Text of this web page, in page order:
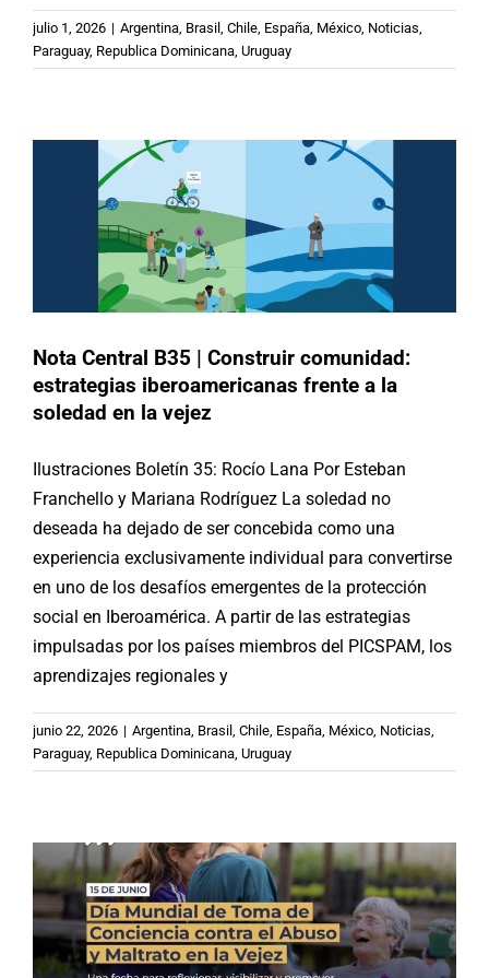
julio 1, 2026 | Argentina, Brasil , Chile, España, México, Noticias,
Paraguay, Republica Dominicana, Uruguay
Nota Central B35 | Construir
comunidad: estrategias
iberoamericanas frente a la soledad
Paraguay Republica Dominicana Uruguay
Nota Central B35 | Construir comunidad:
estrategias iberoamericanas frente a la
soledad en la vejez
Ilustraciones Boletín 35: Rocío Lana Por Esteban
Franchello y Mariana Rodríguez La soledad no
deseada ha dejado de ser concebida como una
experiencia exclusivamente individual para convertirse
en uno de los desafíos emergentes de la protección
social en Iberoamérica. A partir de las estrategias
impulsadas por los países miembros del PICSPAM, los
aprendizajes regionales y
junio 22, 2026 | Argentina Brasil Chile España México Noticias
Paraguay, Republica Dominicana Uruguay
#15J2026 | Argentina: Herramientas
prácticas contra el maltrato hacia